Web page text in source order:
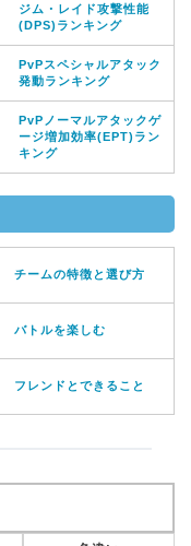
ジム・レイド攻撃性能
(DPS)ランキング
PvPスペシャルアタック
発動ランキング
PvPノーマルアタックゲ
ージ増加効率(EPT)ラン
キング
チームの特徴と選び方
バトルを楽しむ
フレンドとできること